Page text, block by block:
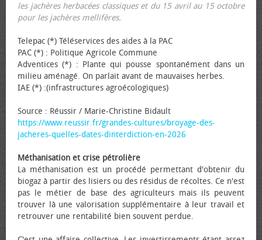
les jachères herbacées classiques et du 15 avril au 15 octobre
pour les jachères mellifères.
Telepac (*) Téléservices des aides à la PAC
PAC (*) : Politique Agricole Commune
Adventices (*) : Plante qui pousse spontanément dans un
milieu aménagé. On parlait avant de mauvaises herbes.
IAE (*) :(infrastructures agroécologiques)
Source : Réussir / Marie-Christine Bidault
https://www.reussir.fr/grandes-cultures/broyage-des-
jacheres-quelles-dates-dinterdiction-en-2026
Méthanisation et crise pétrolière
La méthanisation est un procédé permettant d'obtenir du
biogaz à partir des lisiers ou des résidus de récoltes. Ce n'est
pas le métier de base des agriculteurs mais ils peuvent
trouver là une valorisation supplémentaire à leur travail et
retrouver une rentabilité bien souvent perdue.